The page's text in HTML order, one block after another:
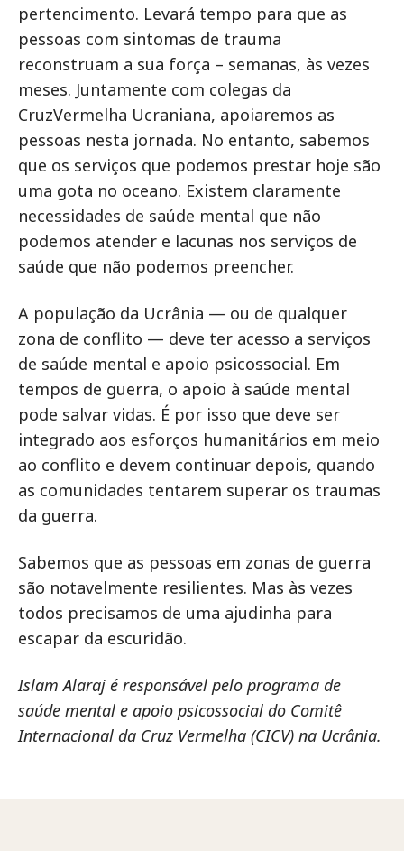
pertencimento. Levará tempo para que as
pessoas com sintomas de trauma
reconstruam a sua força – semanas, às vezes
meses. Juntamente com colegas da
CruzVermelha Ucraniana, apoiaremos as
pessoas nesta jornada. No entanto, sabemos
que os serviços que podemos prestar hoje são
uma gota no oceano. Existem claramente
necessidades de saúde mental que não
podemos atender e lacunas nos serviços de
saúde que não podemos preencher.
A população da Ucrânia — ou de qualquer
zona de conflito — deve ter acesso a serviços
de saúde mental e apoio psicossocial. Em
tempos de guerra, o apoio à saúde mental
pode salvar vidas. É por isso que deve ser
integrado aos esforços humanitários em meio
ao conflito e devem continuar depois, quando
as comunidades tentarem superar os traumas
da guerra.
Sabemos que as pessoas em zonas de guerra
são notavelmente resilientes. Mas às vezes
todos precisamos de uma ajudinha para
escapar da escuridão.
Islam Alaraj é responsável pelo programa de
saúde mental e apoio psicossocial do Comitê
Internacional da Cruz Vermelha (CICV) na Ucrânia.